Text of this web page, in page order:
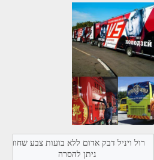
רול ויניל דבק אדום ללא בועות צבע שחור
ניתן להסרה